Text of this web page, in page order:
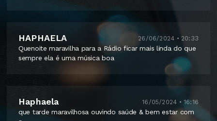
HAPHAELA 26/06/2024 • 20:33
Quenoite maravilha para a Rádio ficar mais linda do que
sempre ela é uma música boa
Haphaela 16/05/2024 • 16:16
que tarde maravilhosa ouvindo saúde & bem estar com